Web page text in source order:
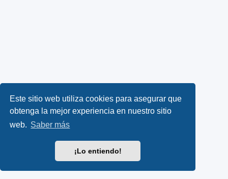
Este sitio web utiliza cookies para asegurar que
obtenga la mejor experiencia en nuestro sitio
web. Saber más
¡Lo entiendo!